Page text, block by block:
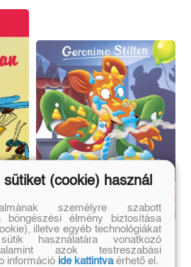
Kalandos születésnap
sütiket (cookie) használ
személyre szabott
böngészési élmény biztosítása
illetve egyéb technológiákat
használatára vonatkozó
azok testreszabási
információ ide kattintvaérhető el.